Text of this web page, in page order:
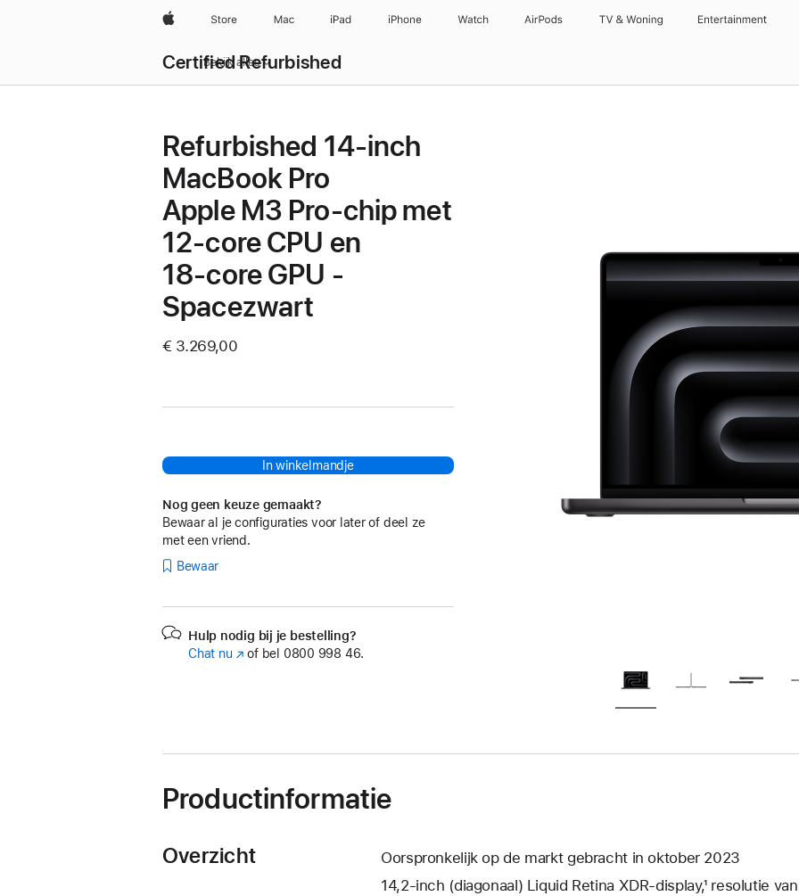
AppleStore Mac iPad iPhone Watch AirPods TV & Woning Entertainment
Certified Refurbished
Bekijk alles
Refurbished 14‑inch
MacBook Pro
Apple M3 Pro-chip met
12‑core CPU en
18‑core GPU -
Spacezwart
€ 3.269,00
In winkelmandje
Nog geen keuze gemaakt?
Bewaar al je configuraties voor later of deel ze
met een vriend.
Bewaar
Hulp nodig bij je bestelling?
Chat nu (Wordt
of bel 0800 998 46.
Productinformatie
Overzicht
Oorspronkelijk op de markt gebracht in oktober 2023
14,2‑inch (diagonaal) Liquid Retina XDR-display,¹ resolutie